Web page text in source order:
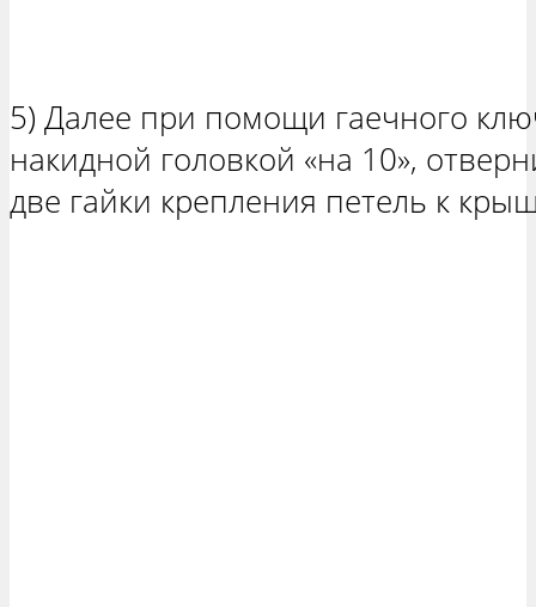
5) Далее при помощи гаечного
накидной головкой «на 10»,
две гайки крепления петель к